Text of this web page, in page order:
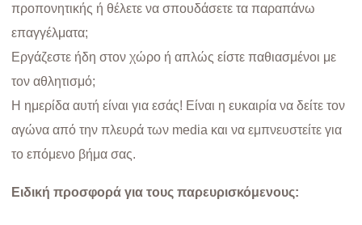
προπονητικής ή θέλετε να σπουδάσετε τα παραπάνω
επαγγέλματα;
Εργάζεστε ήδη στον χώρο ή απλώς είστε παθιασμένοι με
τον αθλητισμό;
Η ημερίδα αυτή είναι για εσάς! Είναι η ευκαιρία να δείτε τον
αγώνα από την πλευρά των media και να εμπνευστείτε για
το επόμενο βήμα σας.
Ειδική προσφορά για τους παρευρισκόμενους: